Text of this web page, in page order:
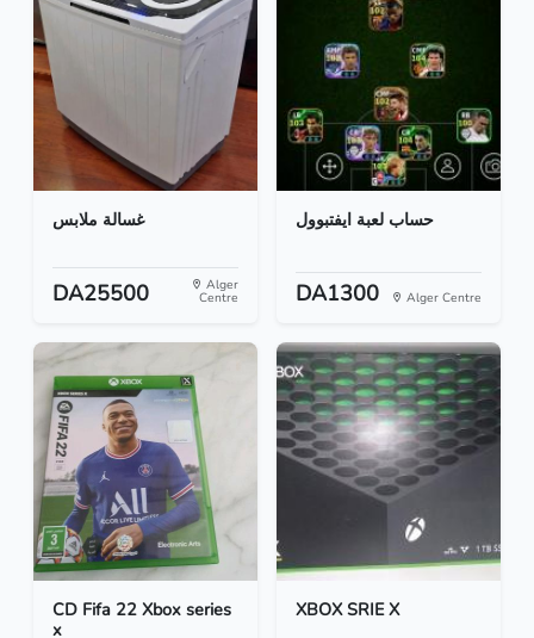
غسالة ملابس
DA25500 Alger
Centre
حساب لعبة ايفتبوول
DA1300 Alger Centre
CD Fifa 22 Xbox series
x
XBOX SRIE X